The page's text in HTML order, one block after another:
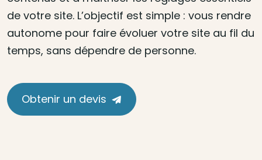
de votre site. L’objectif est simple : vous rendre
autonome pour faire évoluer votre site au fil du
temps, sans dépendre de personne.
Obtenir un devis